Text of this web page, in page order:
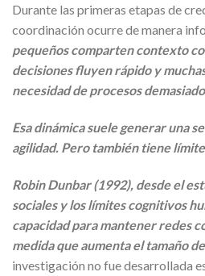
Durante las primeras etapas de
coordinación ocurre de manera
pequeños comparten contexto
decisiones fluyen rápido y
necesidad de procesos
Esa dinámica suele generar una
agilidad. Pero también tiene
Robin Dunbar (1992), desde el
sociales y los límites cognitivos
capacidad para mantener redes
medida que aumenta el tamaño
investigación no fue desarrollada